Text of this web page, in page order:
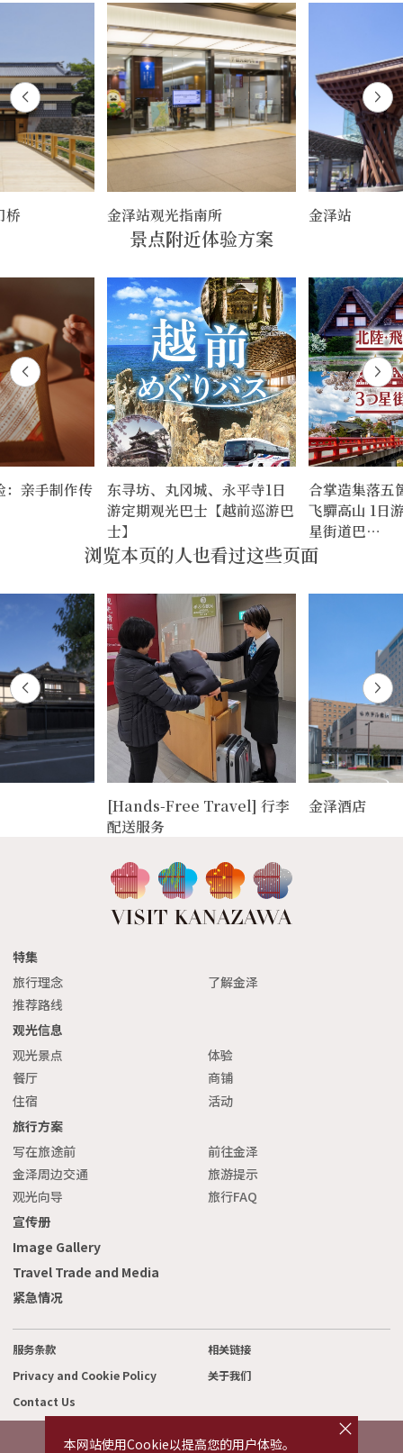
桥 金泽站观光指南所 金泽站
景点附近体验方案
：亲手制作传
东寻坊、丸冈城、永平寺1日
游定期观光巴士【越前巡游巴
士】
合掌造集落五
飞驒高山 1日
星街道巴…
浏览本页的人也看过这些页面
[Hands-Free Travel] 行李
配送服务
金泽酒店
特集
旅行理念
了解金泽
推荐路线
观光信息
观光景点
体验
餐厅
商铺
住宿
活动
旅行方案
写在旅途前
前往金泽
金泽周边交通
旅游提示
观光向导
旅行FAQ
宣传册
Image Gallery
Travel Trade and Media
紧急情况
服务条款
相关链接
Privacy and Cookie Policy
关于我们
Contact Us
©2022 Kanazawa City Tourism Association.
本网站使用Cookie以提高您的用户体验。
o
s